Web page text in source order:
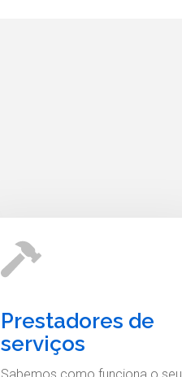
Prestadores de
serviços